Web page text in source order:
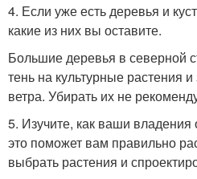
4. Если уже есть деревья и
какие из них вы оставите.
Большие деревья в северной
тень на культурные растения
ветра. Убирать их не
5. Изучите, как ваши
это поможет вам правильно
выбрать растения и